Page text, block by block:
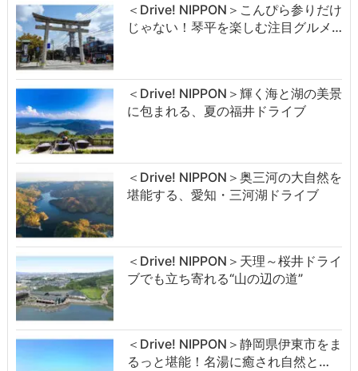
＜Drive! NIPPON＞こんぴら参りだけ
じゃない！琴平を楽しむ注目グルメ…
＜Drive! NIPPON＞輝く海と湖の美景
に包まれる、夏の福井ドライブ
＜Drive! NIPPON＞奥三河の大自然を
堪能する、愛知・三河湖ドライブ
＜Drive! NIPPON＞天理～桜井ドライ
ブでも立ち寄れる“山の辺の道”
＜Drive! NIPPON＞静岡県伊東市をま
るっと堪能！名湯に癒され自然と…